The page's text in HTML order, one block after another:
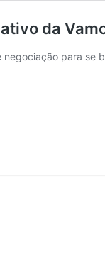
da
negociação para se